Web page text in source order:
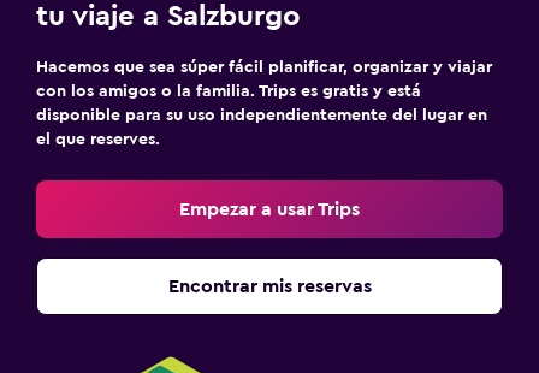
tu viaje a Salzburgo
Hacemos que sea súper fácil planificar, organizar y viajar
con los amigos o la familia. Trips es gratis y está
disponible para su uso independientemente del lugar en
el que reserves.
Empezar a usar Trips
Encontrar mis reservas